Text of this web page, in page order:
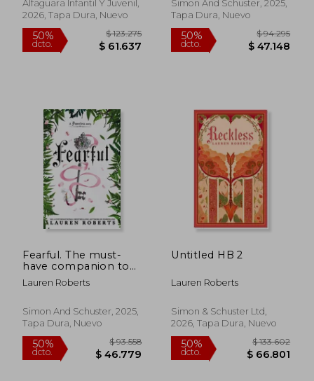
50%
dcto.
$ 135.499
$ 67.749
50%
Alfaguara Infantil Y Juvenil,
2026, Tapa Dura, Nuevo
Simon And Schuster, 2025,
Tapa Dura, Nuevo
Fearful. The must-
have companion to
the epic romantasy
trilogy that's taken
(en Inglés)
Lauren Roberts
Simon And Schuster, 2025,
Tapa Dura, Nuevo
Untitled HB 2
Lauren Roberts
Simon & Schuster Ltd,
2026, Tapa Dura, Nuevo